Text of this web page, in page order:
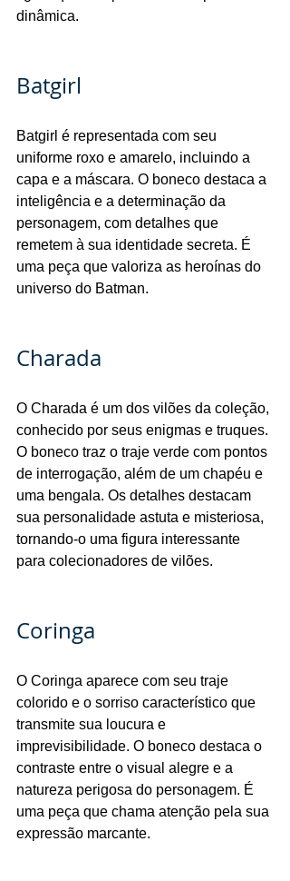
dinâmica.
Batgirl
Batgirl é representada com seu
uniforme roxo e amarelo, incluindo a
capa e a máscara. O boneco destaca a
inteligência e a determinação da
personagem, com detalhes que
remetem à sua identidade secreta. É
uma peça que valoriza as heroínas do
universo do Batman.
Charada
O Charada é um dos vilões da coleção,
conhecido por seus enigmas e truques.
O boneco traz o traje verde com pontos
de interrogação, além de um chapéu e
uma bengala. Os detalhes destacam
sua personalidade astuta e misteriosa,
tornando-o uma figura interessante
para colecionadores de vilões.
Coringa
O Coringa aparece com seu traje
colorido e o sorriso característico que
transmite sua loucura e
imprevisibilidade. O boneco destaca o
contraste entre o visual alegre e a
natureza perigosa do personagem. É
uma peça que chama atenção pela sua
expressão marcante.